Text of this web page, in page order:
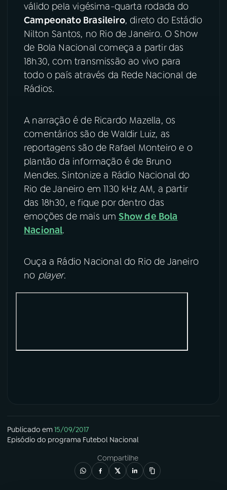
ACOMPANHE A RÁDIO NACIONAL
YouTube Facebook
Instagram X
TikTok
válido pela vigésima-quarta rodada do
Campeonato Brasileiro, direto do Estádio
Nilton Santos, no Rio de Janeiro. O Show
de Bola Nacional começa a partir das
18h30, com transmissão ao vivo para
todo o país através da Rede Nacional de
Rádios.
A narração é de Ricardo Mazella, os
comentários são de Waldir Luiz, as
reportagens são de Rafael Monteiro e o
plantão da informação é de Bruno
Mendes. Sintonize a Rádio Nacional do
Rio de Janeiro em 1130 kHz AM, a partir
das 18h30, e fique por dentro das
emoções de mais umShow de Bola
Nacional.
Ouça a Rádio Nacional do Rio de Janeiro
no player.
Publicado em15/09/2017
Episódio do programa Futebol Nacional
Compartilhe